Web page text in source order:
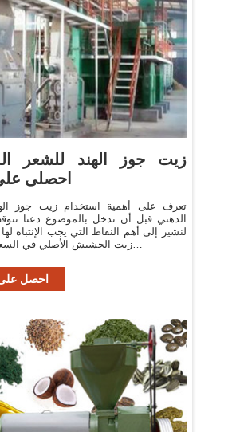
زيت جوز الهند للشعر
احصلى
تعرف على أهمية استخدام زيت جوز
الدهني قبل أن ندخل بالموضوع دعنا
لنشير إلى أهم النقاط التي يجب الإنتباه
زيت الحشيش الأصلي في السعودية من أ…
احصل